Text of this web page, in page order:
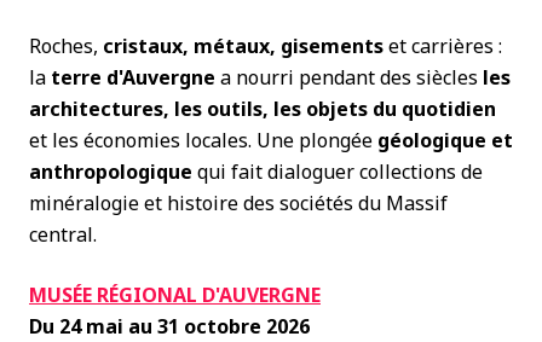
Roches, cristaux, métaux, gisementset carrières :
la terre d'Auvergne a nourri pendant des siècles les
architectures, les outils, les objets du quotidien
et les économies locales. Une plongée géologique et
anthropologique qui fait dialoguer collections de
minéralogie et histoire des sociétés du Massif
central.
MUSÉE RÉGIONAL D'AUVERGNE
Du 24 mai au 31 octobre 2026